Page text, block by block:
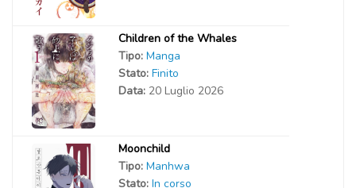
Children of the Whales
Tipo: Manga
Stato: Finito
Data: 20 Luglio 2026
Moonchild
Tipo: Manhwa
Stato: In corso